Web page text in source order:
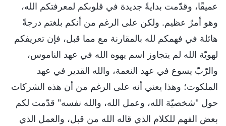
عميقًا، وقدّمت بدايةً جديدة في قلوبكم لمعرفتكم الله،
وهو أمرٌ عظيم. ولكن على الرغم من أنكم بلغتم درجةً
هائلة في فهمكم لله بالمقارنة مع مما قبل، فإن تعريفكم
لهويّة الله لم يتجاوز اسم يهوه الله في عهد الناموس،
والرّبّ يسوع في عهد النعمة، والله القدير في عهد
الملكوت؛ وهذا يعني أنه على الرغم من أن هذه الشركات
حول "شخصيّة الله، وعمل الله، والله نفسه" قدّمت لكم
بعض الفهم للكلام الذي قاله الله من قبل، والعمل الذي